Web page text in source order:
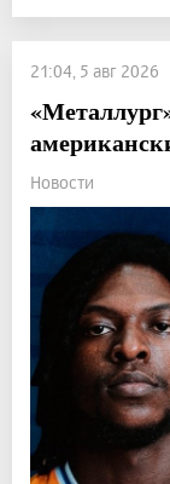
21:04, 5 авг 2026
Новости